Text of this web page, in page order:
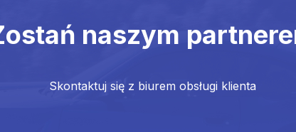
naszym
Skontaktuj się z biurem obsługi klienta